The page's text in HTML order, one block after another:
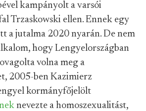
kampányolt a varsói
Trzaskowski ellen. Ennek egy
a jutalma 2020 nyarán. De nem
hogy Lengyelországban
volna meg a
2005-ben Kazimierz
kormányfőjelölt
nevezte a homoszexualitást,